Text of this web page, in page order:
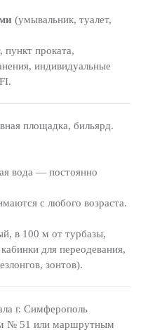
(умывальник, туалет,
пункт проката,
индивидуальные
площадка, бильярд.
вода — постоянно
с любого возраста.
в 100 м от турбазы,
для переодевания,
зонтов).
г. Симферополь
№ 51 или маршрутным